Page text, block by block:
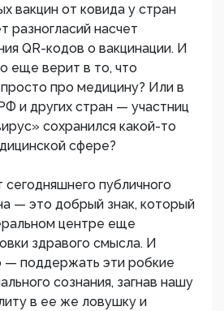
вакцин от ковида у стран
разногласий насчет
QR-кодов о вакцинации. И
еще верит в то, что
про медицину? Или в
и других стран — участниц
сохранился какой-то
сфере?
публичного
— это добрый знак, который
центре еще
здравого смысла. И
— поддержать эти робкие
сознания, загнав нашу
в ее же ловушку и